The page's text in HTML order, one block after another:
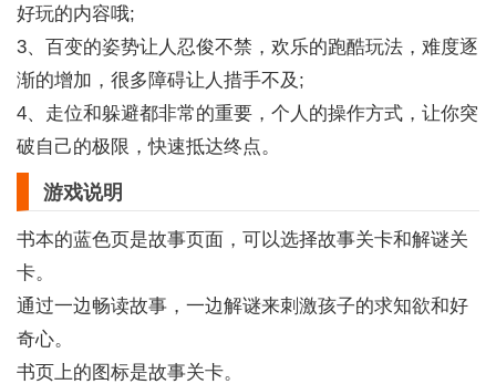
好玩的内容哦;
3、百变的姿势让人忍俊不禁，欢乐的跑酷玩法，难度逐
渐的增加，很多障碍让人措手不及;
4、走位和躲避都非常的重要，个人的操作方式，让你突
破自己的极限，快速抵达终点。
游戏说明
书本的蓝色页是故事页面，可以选择故事关卡和解谜关
卡。
通过一边畅读故事，一边解谜来刺激孩子的求知欲和好
奇心。
书页上的图标是故事关卡。